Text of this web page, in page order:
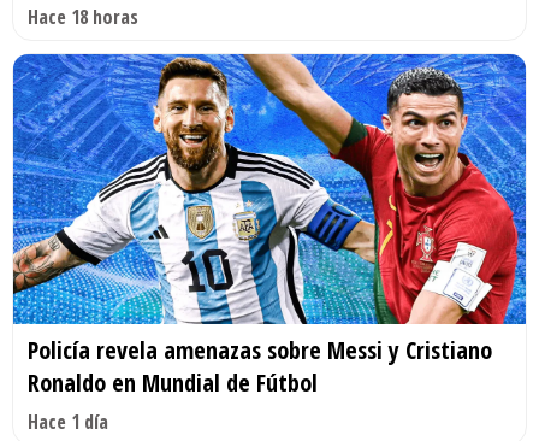
Hace 18 horas
Policía revela amenazas sobre Messi y Cristiano
Ronaldo en Mundial de Fútbol
Hace 1 día